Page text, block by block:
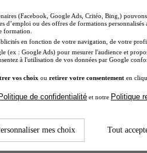
les plus
(Facebook, Google Ads, Critéo, Bing,)
d’emploi ou des offres de formations
formation.
en fonction de votre navigation, de votre
(ex : Google Ads) pour mesurer l'audience et
à l'utilisation de vos données par Google
vos choix ou retirer votre consentement en
Politique de confidentialité et notre Politique
mes choix Tout